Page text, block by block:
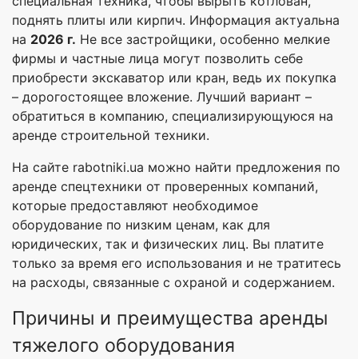
поднять плиты или кирпич. Информация актуальна
на 2026 г. Не все застройщики, особенно мелкие
фирмы и частные лица могут позволить себе
приобрести экскаватор или кран, ведь их покупка
– дорогостоящее вложение. Лучший вариант –
обратиться в компанию, специализирующуюся на
аренде строительной техники.
На сайте rabotniki.ua можно найти предложения по
аренде спецтехники от проверенных компаний,
которые предоставляют необходимое
оборудование по низким ценам, как для
юридических, так и физических лиц. Вы платите
только за время его использования и не тратитесь
на расходы, связанные с охраной и содержанием.
Причины и преимущества аренды
тяжелого оборудования